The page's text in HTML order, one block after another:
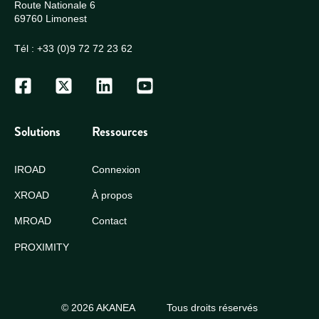
Route Nationale 6
69760 Limonest
Tél : +33 (0)9 72 72 23 62
Solutions
IROAD
XROAD
MROAD
PROXIMITY
Ressources
Connexion
À propos
Contact
© 2026 AKANEA Tous droits réservés